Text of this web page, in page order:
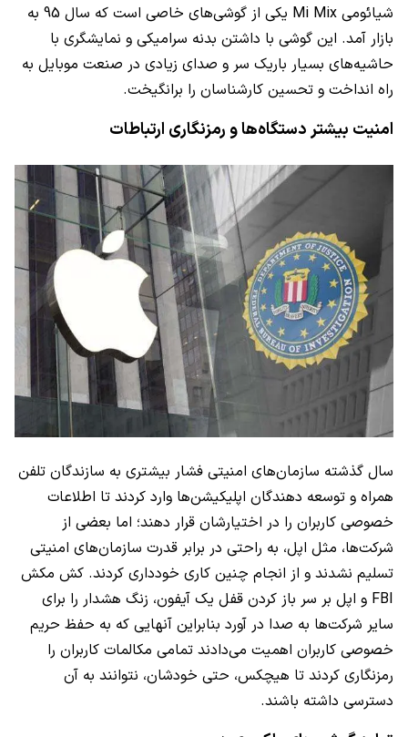
شیائومی Mi Mix
یکی از گوشی‌های خاصی است که سال 95 به
بازار آمد. این گوشی با داشتن بدنه سرامیکی و نمایشگری با
حاشیه‌های بسیار باریک سر و صدای زیادی در صنعت موبایل به
راه انداخت و تحسین کارشناسان را برانگیخت.
امنیت بیشتر دستگاه‌ها و رمزنگاری ارتباطات
سال گذشته سازمان‌های امنیتی فشار بیشتری به سازندگان تلفن
همراه و توسعه دهندگان اپلیکیشن‌ها وارد کردند تا اطلاعات
خصوصی کاربران را در اختیارشان قرار دهند؛ اما بعضی از
شرکت‌ها، مثل اپل، به راحتی در برابر قدرت سازمان‌های امنیتی
تسلیم نشدند و از انجام چنین کاری خودداری کردند. کش مکش
FBI و اپل بر سر باز کردن قفل یک آیفون، زنگ هشدار را برای
سایر شرکت‌ها به صدا در آورد بنابراین آنهایی که به حفظ حریم
خصوصی کاربران اهمیت می‌دادند تمامی مکالمات کاربران را
رمزنگاری کردند تا هیچکس، حتی خودشان، نتوانند به آن
دسترسی داشته باشند.